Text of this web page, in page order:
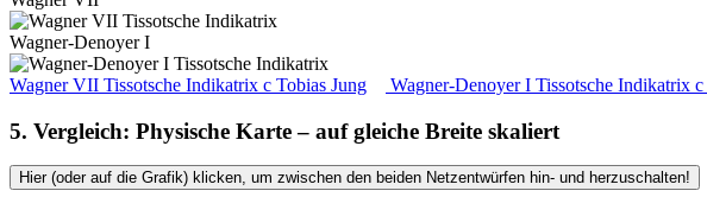
Wagner-Denoyer I
Wagner VII Tissotsche Indikatrix c Tobias Jung Wagner-Denoyer I Tissotsche Indikatrix c
5. Vergleich: Physische Karte – auf gleiche Breite skaliert
Hier (oder auf die Grafik) klicken, um zwischen den beiden Netzentwürfen hin- und herzuschalten!